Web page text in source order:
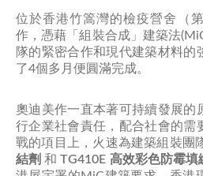
位於香港竹篙灣的檢疫營舍（
作，憑藉「組裝合成」建築法
隊的緊密合作和現代建築材料的
了4個多月便圓滿完成。
奧迪美作一直本著可持續發展的
行企業社會責任，配合社會的需
戰的項目上，火速為建築組裝團
結劑 和TG410E 高效彩色防霉填